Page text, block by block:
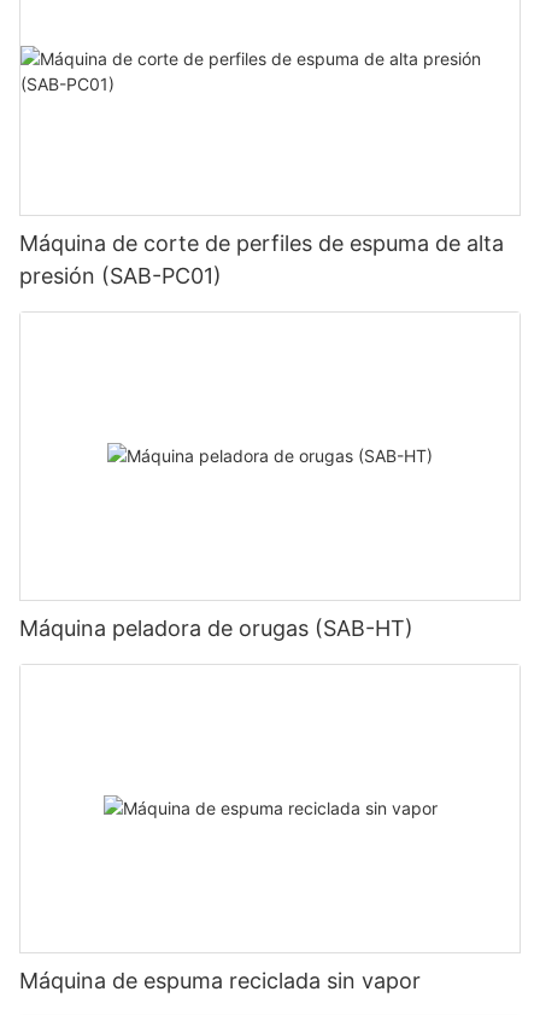
Máquina de corte de perfiles de espuma de alta
presión (SAB-PC01)
Máquina peladora de orugas (SAB-HT)
Máquina de espuma reciclada sin vapor